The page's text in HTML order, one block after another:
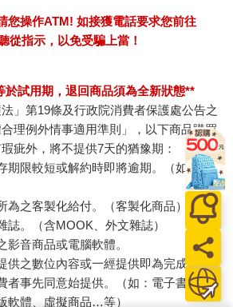
還有許多特色餐廳。往山坡上走石?道通
和八幡?之間，有天主教、基督教和東方
我還注意到日本東本願寺的函館分寺，
和秋天，白天和夜晚呈現出不同的氣
我來了三次函館，每次都花了不少時間泡
饅頭與茶房??伊的厚片吐司
拍照，然後整車拉去看夜景，是一般團客
覺得找家咖啡館或茶屋坐坐，輕鬆地享受
教堂群分布的小徑上有一家菊泉茶房是老
搭配白玉糰子聖代走和式風格。另外一家
「花???」則是一棟帶著函館特色的傳統
色指的是兩層樓的建築一樓是和式二樓是
供和式紅豆糰子甜點，屋外掛著一幅
動著，光是看就覺得涼快。
帳號『完成綁定』，隨時掌握出貨動
您操作ATM! 如接獲電話要求您前往
從指示，以免受騙上當！
於試用期，退回商品須為全新狀態**
法」第19條及行政院消費者保護處公告之
合理例外情事適用準則」，以下商品購買